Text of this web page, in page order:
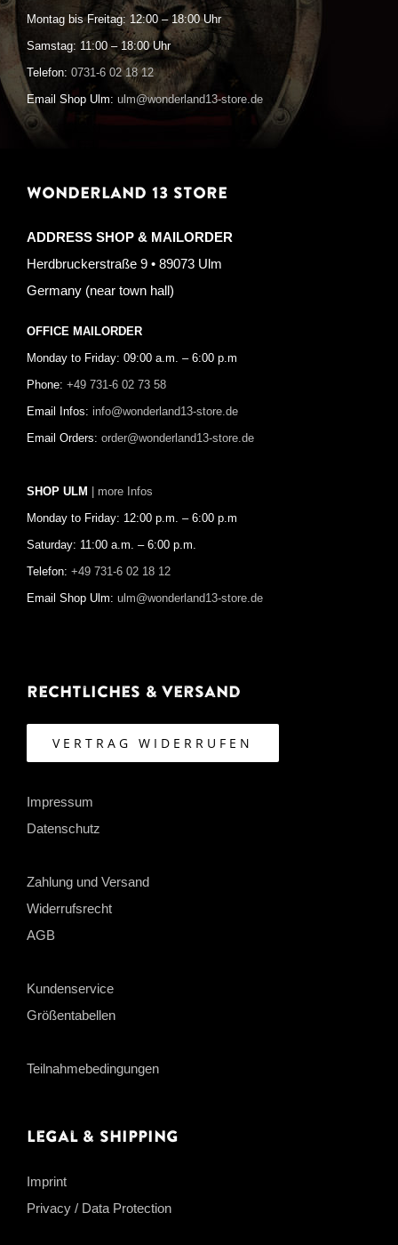
Montag bis Freitag: 12:00 – 18:00 Uhr
Samstag: 11:00 – 18:00 Uhr
Telefon: 0731-6 02 18 12
Email Shop Ulm: ulm@wonderland13-store.de
WONDERLAND 13 STORE
ADDRESS SHOP & MAILORDER
Herdbruckerstraße 9 • 89073 Ulm
Germany (near town hall)
OFFICE MAILORDER
Monday to Friday: 09:00 a.m. – 6:00 p.m
Phone: +49 731-6 02 73 58
Email Infos: info@wonderland13-store.de
Email Orders: order@wonderland13-store.de
SHOP ULM | more Infos
Monday to Friday: 12:00 p.m. – 6:00 p.m
Saturday: 11:00 a.m. – 6:00 p.m.
Telefon: +49 731-6 02 18 12
Email Shop Ulm: ulm@wonderland13-store.de
Rechtliches & Versand
VERTRAG WIDERRUFEN
Impressum
Datenschutz
Zahlung und Versand
Widerrufsrecht
AGB
Kundenservice
Größentabellen
Teilnahmebedingungen
Legal & Shipping
Imprint
Privacy / Data Protection